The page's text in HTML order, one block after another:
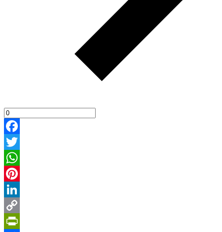
Facebook
Twitter
WhatsApp
Pinterest
LinkedIn
Copy